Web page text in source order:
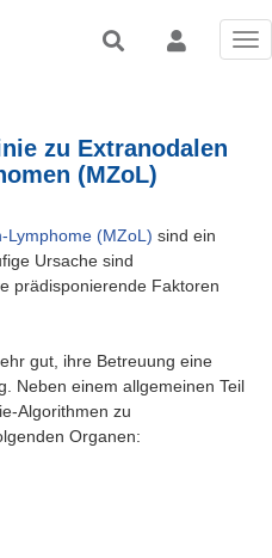
zu Extranodalen
(MZoL)
Lymphome (MZoL) sind ein
Ursache sind
prädisponierende Faktoren
gut, ihre Betreuung eine
Neben einem allgemeinen Teil
Algorithmen zu
Organen: